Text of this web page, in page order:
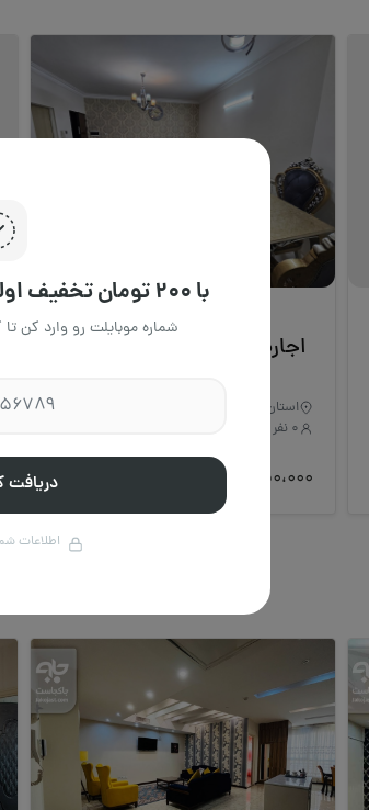
اقامتگاه جدید
اجاره روزانه آپارتمان دوخواب
استان تهران، تهران
0 نفر
5،750،000 تومان
با ۲۰۰ تومان تخفیف اولین اقامتگاهت و رزرو کن
شماره موبایلت رو وارد کن
دریافت
اطلاعات